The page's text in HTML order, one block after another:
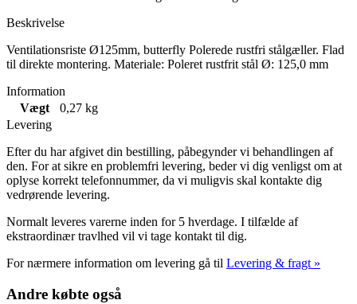
Beskrivelse
Ventilationsriste Ø125mm, butterfly Polerede rustfri stålgæller. Flad
til direkte montering. Materiale: Poleret rustfrit stål Ø: 125,0 mm
Information
Vægt
0,27 kg
Levering
Efter du har afgivet din bestilling, påbegynder vi behandlingen af
den. For at sikre en problemfri levering, beder vi dig venligst om at
oplyse korrekt telefonnummer, da vi muligvis skal kontakte dig
vedrørende levering.
Normalt leveres varerne inden for 5 hverdage. I tilfælde af
ekstraordinær travlhed vil vi tage kontakt til dig.
For nærmere information om levering gå til Levering & fragt »
Andre købte også